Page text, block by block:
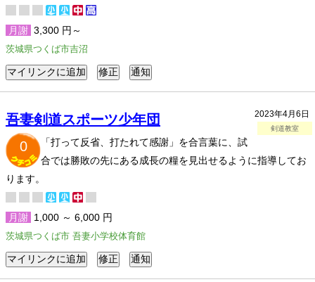
月謝 3,300 円～
茨城県つくば市吉沼
2023年4月6日
剣道教室
吾妻剣道スポーツ少年団
0
「打って反省、打たれて感謝」を合言葉に、試
合では勝敗の先にある成長の糧を見出せるように指導してお
ります。
月謝 1,000 ～ 6,000 円
茨城県つくば市 吾妻小学校体育館